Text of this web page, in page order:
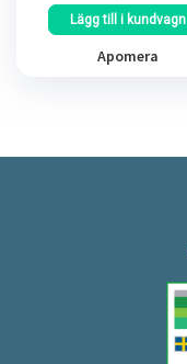
Lägg till i kundvagn
Apomera